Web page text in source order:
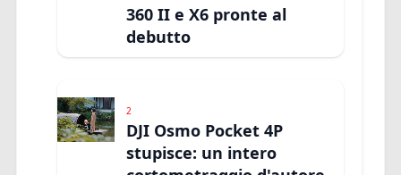
360 II e X6 pronte al
debutto
2
DJI Osmo Pocket 4P
stupisce: un intero